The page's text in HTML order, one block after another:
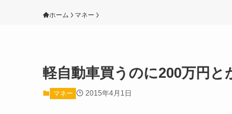
ホーム マネー
軽自動車買うのに200万円
マネー 2015年4月1日